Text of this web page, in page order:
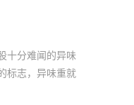
分难闻的异味
标志，异味重就